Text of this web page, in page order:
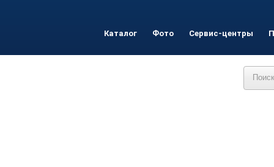
Каталог Фото Сервис-центры